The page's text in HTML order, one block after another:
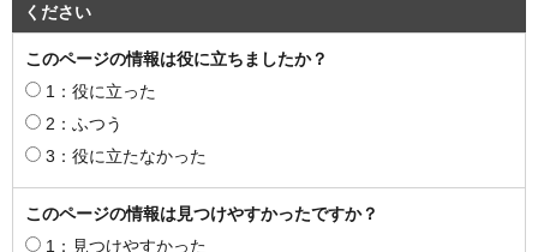
ください
このページの情報は役に立ちましたか？
1：役に立った
2：ふつう
3：役に立たなかった
このページの情報は見つけやすかったですか？
1：見つけやすかった